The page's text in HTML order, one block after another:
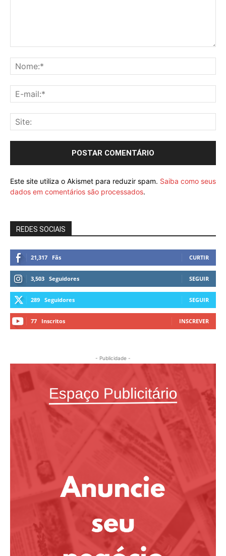
Este site utiliza o Akismet para reduzir spam. Saiba como seus
dados em comentários são processados.
REDES SOCIAIS
21,317 Fãs CURTIR
3,503 Seguidores SEGUIR
289 Seguidores SEGUIR
77 Inscritos INSCREVER
- Publicidade -